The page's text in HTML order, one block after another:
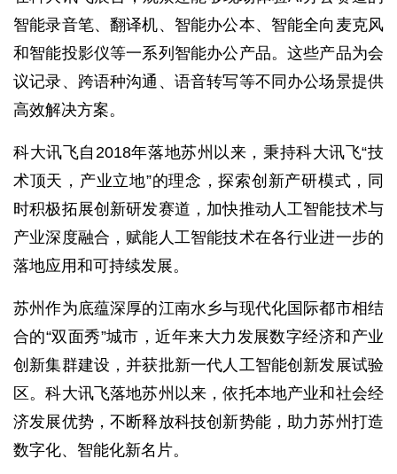
智能录音笔、翻译机、智能办公本、智能全向麦克风
和智能投影仪等一系列智能办公产品。这些产品为会
议记录、跨语种沟通、语音转写等不同办公场景提供
高效解决方案。
科大讯飞自2018年落地苏州以来，秉持科大讯飞“技
术顶天，产业立地”的理念，探索创新产研模式，同
时积极拓展创新研发赛道，加快推动人工智能技术与
产业深度融合，赋能人工智能技术在各行业进一步的
落地应用和可持续发展。
苏州作为底蕴深厚的江南水乡与现代化国际都市相结
合的“双面秀”城市，近年来大力发展数字经济和产业
创新集群建设，并获批新一代人工智能创新发展试验
区。科大讯飞落地苏州以来，依托本地产业和社会经
济发展优势，不断释放科技创新势能，助力苏州打造
数字化、智能化新名片。